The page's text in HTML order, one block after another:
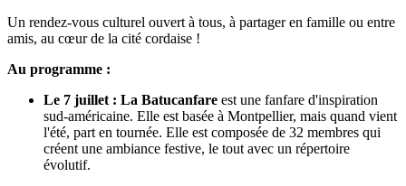
Un rendez-vous culturel ouvert à tous, à partager en famille ou entre
amis, au cœur de la cité cordaise !
Au programme :
Le 7 juillet : La Batucanfare est une fanfare d'inspiration
sud-américaine. Elle est basée à Montpellier, mais quand vient
l'été, part en tournée. Elle est composée de 32 membres qui
créent une ambiance festive, le tout avec un répertoire
évolutif.